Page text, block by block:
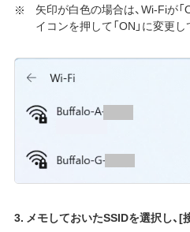
矢印が白色の場合は、Wi-Fiが
イコンを押して「ON」に変更し
3. メモしておいたSSIDを選択し、[